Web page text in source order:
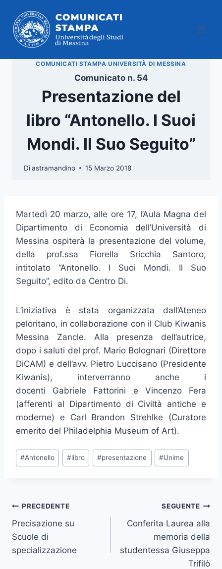
contenuto
COMUNICATI STAMPA UNIVERSITÀ DI MESSINA
Comunicato n. 54
Presentazione del
libro “Antonello. I Suoi
Mondi. Il Suo Seguito”
Diastramandino 15 Marzo 2018
Martedì 20 marzo, alle ore 17, l’Aula Magna del
Dipartimento di Economia dell’Università di
Messina ospiterà la presentazione del volume,
della prof.ssa Fiorella Sricchia Santoro,
intitolato “Antonello. I Suoi Mondi. Il Suo
Seguito”, edito da Centro Di.
L’iniziativa è stata organizzata dall’Ateneo
peloritano, in collaborazione con il Club Kiwanis
Messina Zancle. Alla presenza dell’autrice,
dopo i saluti del prof. Mario Bolognari (Direttore
DiCAM) e dell’avv. Pietro Luccisano (Presidente
Kiwanis), interverranno anche i
docenti Gabriele Fattorini e Vincenzo Fera
(afferenti al Dipartimento di Civiltà antiche e
moderne) e Carl Brandon Strehlke (Curatore
emerito del Philadelphia Museum of Art).
Tag
articolo:
#Antonello #libro #presentazione #Unime
Navigazione
articoli
PRECEDENTE
Precisazione su
Scuole di
specializzazione
SEGUENTE
Conferita Laurea alla
memoria della
studentessa Giuseppa
Trifilò